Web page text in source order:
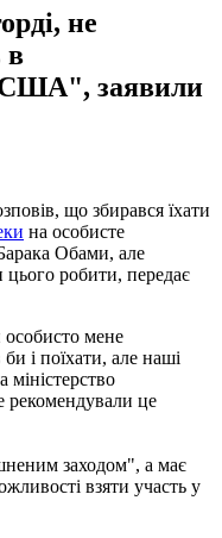
не
в
США", заявили
що збирався їхати
на особисте
Обами, але
цього робити, передає
особисто мене
і поїхати, але наші
міністерство
рекомендували це
заходом", а має
взяти участь у